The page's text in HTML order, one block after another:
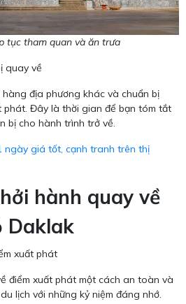
tục tham quan và ăn trưa
quay về
địa phương khác và chuẩn bị
phát. Đây là thời gian để bạn tóm tắt
bị cho hành trình trở về.
ngày giá tốt, cạnh tranh trên thị
hành quay về
Daklak
xuất phát
điểm xuất phát một cách an toàn và
lịch với những kỷ niệm đáng nhớ.